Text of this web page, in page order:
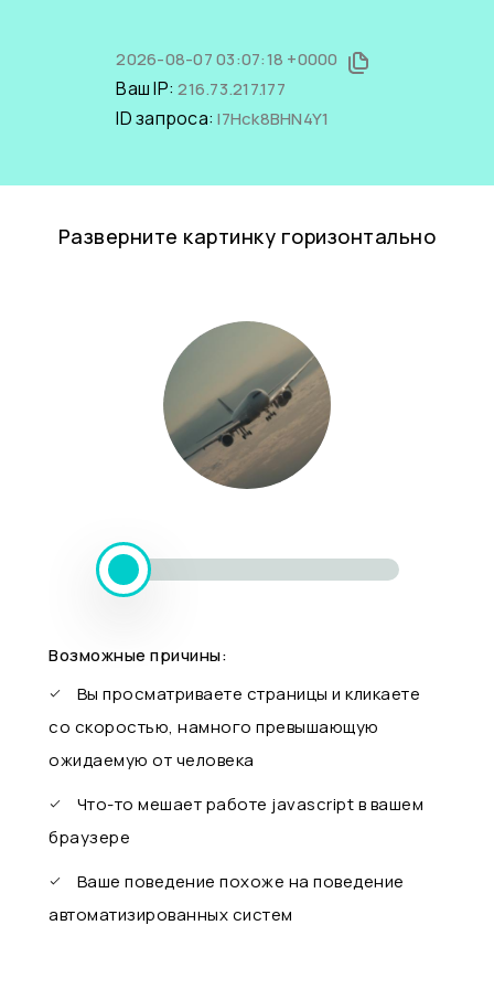
2026-08-07 03:07:18 +0000
Ваш IP:216.73.217.177
ID запроса:I7Hck8BHN4Y1
Разверните картинку горизонтально
Возможные причины:
Вы просматриваете страницы и кликаете
со скоростью, намного превышающую
ожидаемую от человека
Что-то мешает работе javascript в вашем
браузере
Ваше поведение похоже на поведение
автоматизированных систем